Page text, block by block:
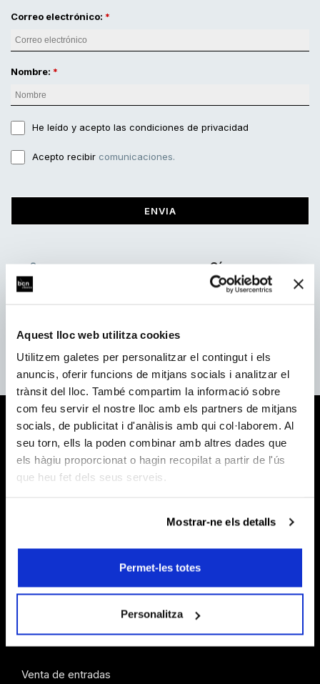
Aquest lloc web utilitza cookies
Utilitzem galetes per personalitzar el contingut i els
anuncis, oferir funcions de mitjans socials i analitzar el
trànsit del lloc. També compartim la informació sobre
com feu servir el nostre lloc amb els partners de mitjans
socials, de publicitat i d'anàlisis amb qui col·laborem. Al
seu torn, ells la poden combinar amb altres dades que
els hàgiu proporcionat o hagin recopilat a partir de l'ús
que heu fet dels seus serveis.
Mostrar-ne els detalls
Permet-les totes
Personalitza
Correo electrónico:
Nombre:
He leído y acepto las condiciones de privacidad
Acepto recibir comunicaciones.
ENVIA
Información y venta de
Vie. de 9h a 15h
(Julio-Agosto: De lunes a
viernes de 9 a 15h.)
Síguenos
INFORMACIÓN
Venta de entradas